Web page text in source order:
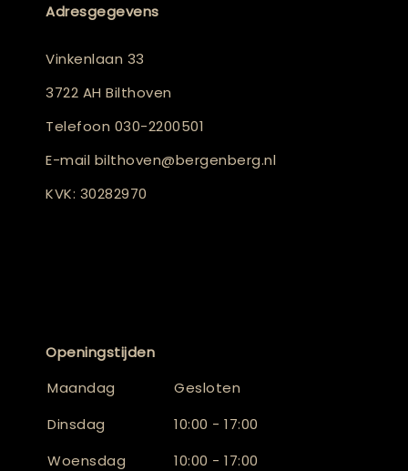
Adresgegevens
Vinkenlaan 33
3722 AH Bilthoven
Telefoon 030-2200501
E-mail bilthoven@bergenberg.nl
KVK: 30282970
Openingstijden
Maandag
Gesloten
Dinsdag
10:00 - 17:00
Woensdag
10:00 - 17:00